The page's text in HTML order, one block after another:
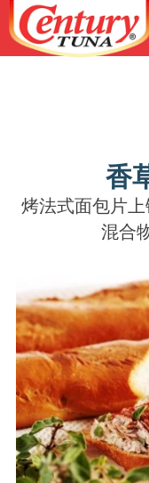
香
烤法式面包片
混合